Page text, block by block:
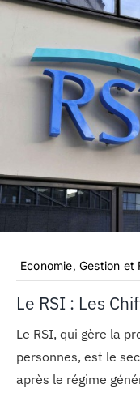
Economie, Gestion et
Le RSI : Les
Le RSI, qui gère la
personnes, est le
après le régime